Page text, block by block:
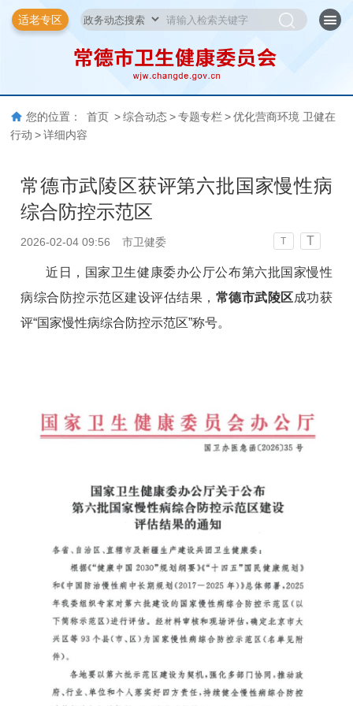
适老专区
您的位置： 首页 > 综合动态 > 专题专栏 > 优化营商环境 卫健在
行动 > 详细内容
常德市武陵区获评第六批国家慢性病
综合防控示范区
2026-02-04 09:56 市卫健委 T T
近日，国家卫生健康委办公厅公布第六批国家慢性
病综合防控示范区建设评估结果 ， 常德市武陵区成功获
评“国家慢性病综合防控示范区”称号。